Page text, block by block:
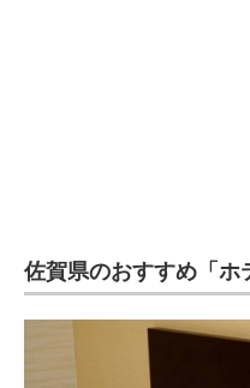
ちょっと気になるネットの
佐賀県のおすすめ「ホ